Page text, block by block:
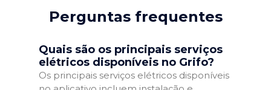
Perguntas frequentes
Quais são os principais serviços
elétricos disponíveis no Grifo?
Os principais serviços elétricos disponíveis